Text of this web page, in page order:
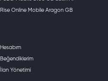
Rise Online Mobile Aragon GB
Hesabım
Beğendiklerim
İlan Yönetimi